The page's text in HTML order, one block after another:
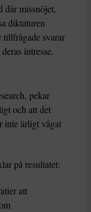
där missnöjet,
diktaturen
tillfrågade svarar
intresse.
pekar
och att det
inte ärligt vågat
på resultatet:
att